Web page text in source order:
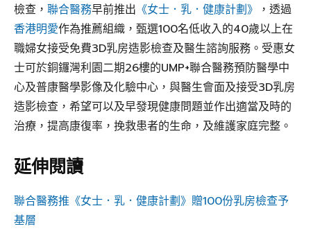
檢查， 聯合醫務早前推出 《女士．乳．健康計劃》 ，透過
香港明愛作為推薦組織，甄選100名低收入的40歲以上在
職婦女接受免費3D乳房造影檢查及醫生諮詢服務。受惠女
士可於銅鑼灣利園二期26樓的UMP+聯合醫務預防醫學中
心及普康醫學影像及化驗中心，與醫生會面及接受3D乳房
造影檢查，希望可以及早發現健康問題並作出適當及時的
治療，提高康復率，挽救患者的生命，及維護家庭完整。
延伸閱讀
聯合醫務推《女士．乳．健康計劃》贈100份乳房檢查予
基層